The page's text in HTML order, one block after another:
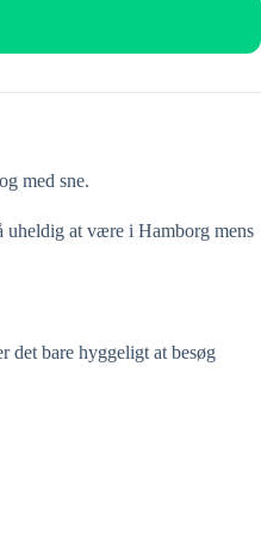
med sne.
uheldig at være i Hamborg mens
det bare hyggeligt at besøg